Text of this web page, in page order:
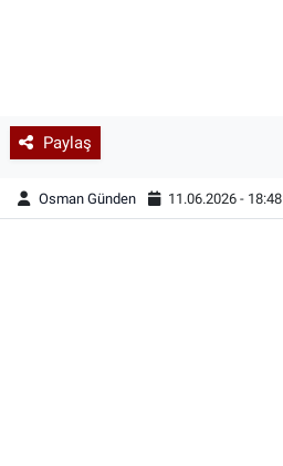
Paylaş
Osman Günden 11.06.2026 - 18:48